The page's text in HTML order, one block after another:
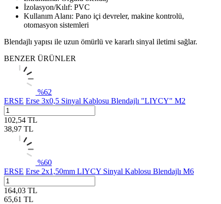
İzolasyon/Kılıf: PVC
Kullanım Alanı: Pano içi devreler, makine kontrolü,
otomasyon sistemleri
Blendajlı yapısı ile uzun ömürlü ve kararlı sinyal iletimi sağlar.
BENZER ÜRÜNLER
%62
ERSE Erse 3x0,5 Sinyal Kablosu Blendajlı "LIYCY" M2
102,54 TL
38,97 TL
%60
ERSE Erse 2x1,50mm LIYCY Sinyal Kablosu Blendajlı M6
164,03 TL
65,61 TL